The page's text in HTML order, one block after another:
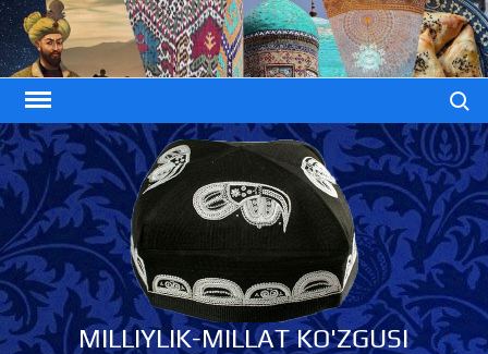
Skip
to
content
MILLIYLIK-MILLAT KO'ZGUSI